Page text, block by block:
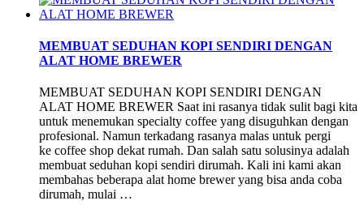
MEMBUAT SEDUHAN KOPI SENDIRI DENGAN
ALAT HOME BREWER
MEMBUAT SEDUHAN KOPI SENDIRI DENGAN
ALAT HOME BREWER Saat ini rasanya tidak sulit bagi kita
untuk menemukan specialty coffee yang disuguhkan dengan
profesional. Namun terkadang rasanya malas untuk pergi
ke coffee shop dekat rumah. Dan salah satu solusinya adalah
membuat seduhan kopi sendiri dirumah. Kali ini kami akan
membahas beberapa alat home brewer yang bisa anda coba
dirumah, mulai …